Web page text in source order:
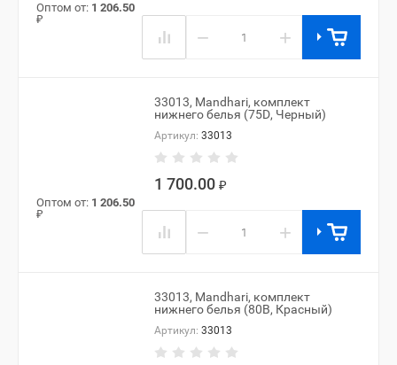
Оптом от: 1 206.50
₽
− +
33013, Mandhari, комплект
нижнего белья (75D, Черный)
Артикул: 33013
1 700.00 ₽
Оптом от: 1 206.50
₽
− +
33013, Mandhari, комплект
нижнего белья (80B, Красный)
Артикул: 33013